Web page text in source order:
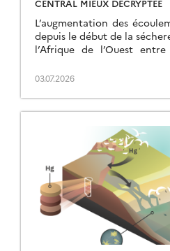
CENTRAL MIEUX DÉCRYPTÉE
L’augmentation des
depuis le début de la
l’Afrique de l’Ouest
03.07.2026